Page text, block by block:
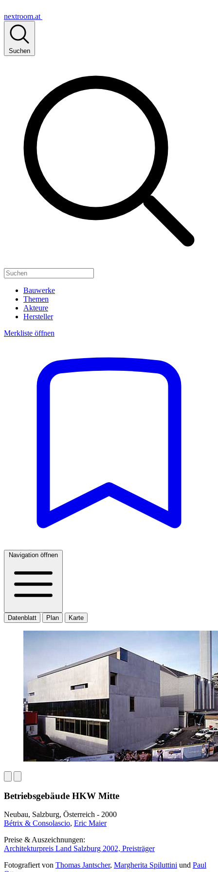
nextroom.at
Suchen
Bauwerke
Themen
Akteure
Hersteller
Merkliste öffnen
Navigation öffnen
Datenblatt Plan Karte
Betriebsgebäude HKW Mitte
Neubau, Salzburg, Österreich - 2000
Bétrix & Consolascio, Eric Maier
Preise & Auszeichnungen:
Architekturpreis Land Salzburg 2002, Preisträger
Fotografiert von Thomas Jantscher, Margherita Spiluttini und Paul